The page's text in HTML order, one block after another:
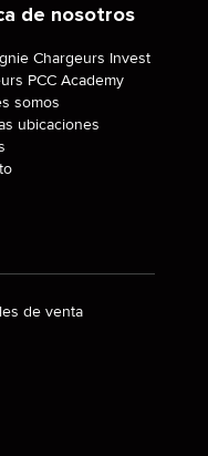
de nosotros
Chargeurs Invest
PCC Academy
somos
ubicaciones
de venta